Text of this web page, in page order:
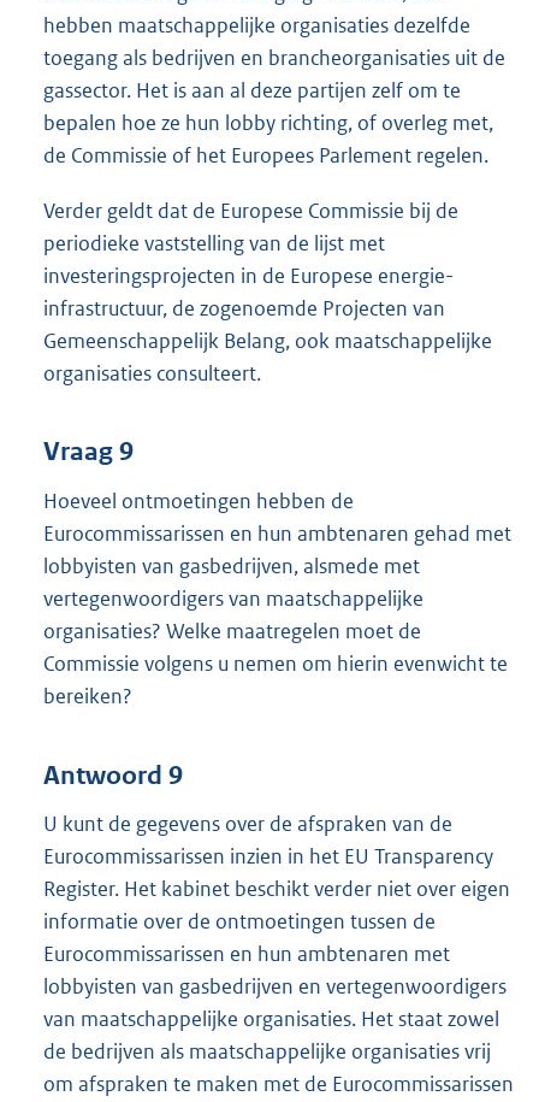
hebben maatschappelijke organisaties dezelfde
toegang als bedrijven en brancheorganisaties uit de
gassector. Het is aan al deze partijen zelf om te
bepalen hoe ze hun lobby richting, of overleg met,
de Commissie of het Europees Parlement regelen.
Verder geldt dat de Europese Commissie bij de
periodieke vaststelling van de lijst met
investeringsprojecten in de Europese energie-
infrastructuur, de zogenoemde Projecten van
Gemeenschappelijk Belang, ook maatschappelijke
organisaties consulteert.
Vraag 9
Hoeveel ontmoetingen hebben de
Eurocommissarissen en hun ambtenaren gehad met
lobbyisten van gasbedrijven, alsmede met
vertegenwoordigers van maatschappelijke
organisaties? Welke maatregelen moet de
Commissie volgens u nemen om hierin evenwicht te
bereiken?
Antwoord 9
U kunt de gegevens over de afspraken van de
Eurocommissarissen inzien in het EU Transparency
Register. Het kabinet beschikt verder niet over eigen
informatie over de ontmoetingen tussen de
Eurocommissarissen en hun ambtenaren met
lobbyisten van gasbedrijven en vertegenwoordigers
van maatschappelijke organisaties. Het staat zowel
de bedrijven als maatschappelijke organisaties vrij
om afspraken te maken met de Eurocommissarissen